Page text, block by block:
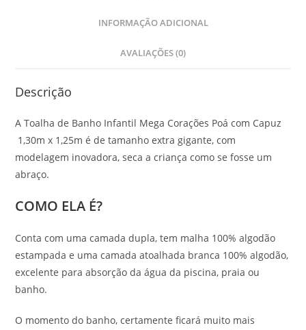
INFORMAÇÃO ADICIONAL
AVALIAÇÕES (0)
Descrição
A Toalha de Banho Infantil Mega Corações Poá com Capuz
1,30m x 1,25m é de tamanho extra gigante, com
modelagem inovadora, seca a criança como se fosse um
abraço.
COMO ELA É?
Conta com uma camada dupla, tem malha 100% algodão
estampada e uma camada atoalhada branca 100% algodão,
excelente para absorção da água da piscina, praia ou
banho.
O momento do banho, certamente ficará muito mais